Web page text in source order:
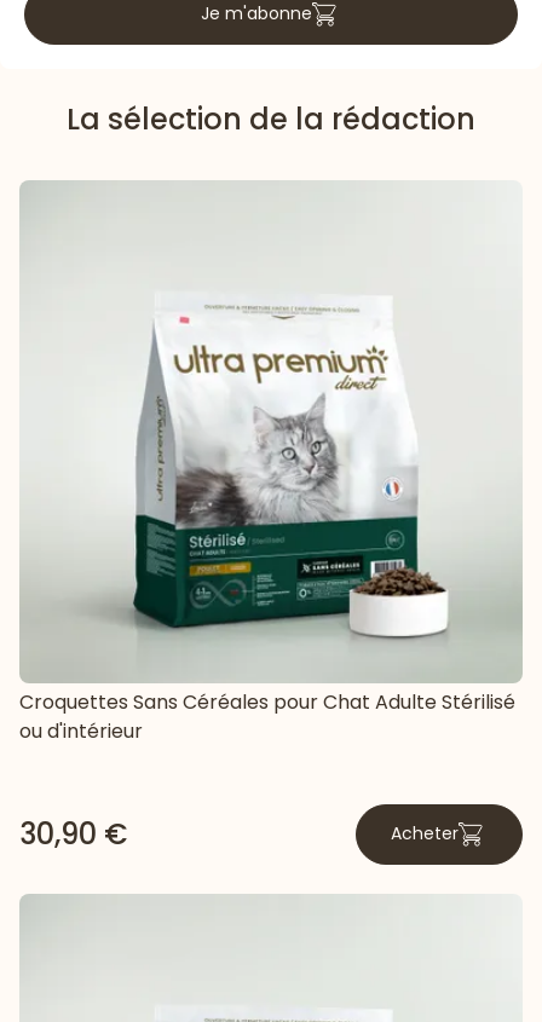
Je m'abonne
La sélection de la rédaction
Croquettes Sans Céréales pour Chat Adulte Stérilisé
ou d'intérieur
30,90 € Acheter